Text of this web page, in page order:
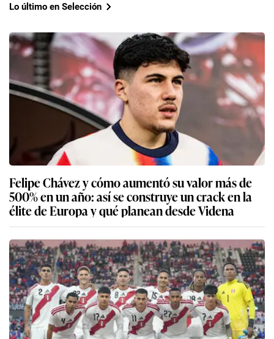
Lo último en Selección
Felipe Chávez y cómo aumentó su valor más de
500% en un año: así se construye un crack en la
élite de Europa y qué planean desde Videna